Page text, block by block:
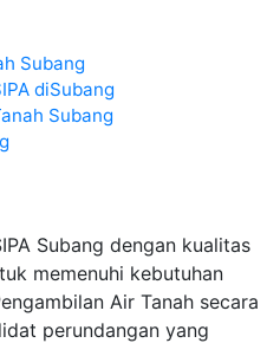
Subang
diSubang
Subang
Subang dengan kualitas
memenuhi kebutuhan
Air Tanah secara
perundangan yang